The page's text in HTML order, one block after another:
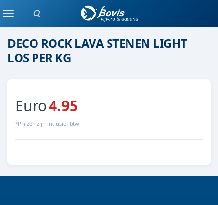
Zoeken
MenuSteen
DECO ROCK LAVA STENEN LIGHT
LOS PER KG
Euro4.95
*Prijzen zijn inclusief btw